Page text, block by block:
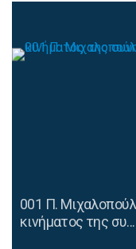
001 Π.
κινήματος της συ...